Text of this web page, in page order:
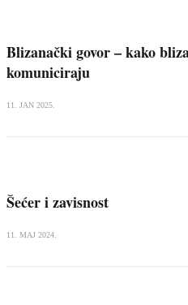
Blizanački govor – kako
komuniciraju
11. JAN 2025.
Šećer i zavisnost
11. MAJ 2024.